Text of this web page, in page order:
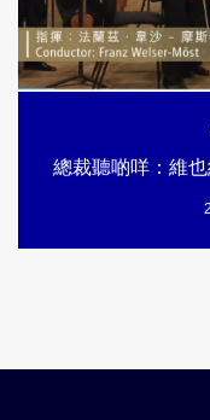
總裁聽啲咩：維